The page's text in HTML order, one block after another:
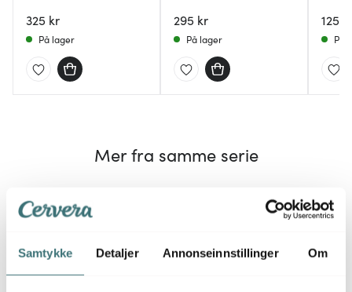
Samtykke Detaljer Annonseinnstillinger Om
325 kr
På lager
295 kr
På lager
Snø
1250
På
Mer fra samme serie